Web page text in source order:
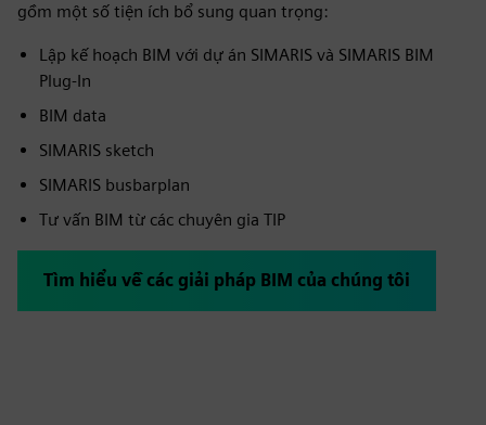
gồm một số tiện ích bổ sung quan trọng:
Lập kế hoạch BIM với dự án SIMARIS và SIMARIS BIM
Plug-In
BIM data
SIMARIS sketch
SIMARIS busbarplan
Tư vấn BIM từ các chuyên gia TIP
Tìm hiểu về các giải pháp BIM của chúng tôi